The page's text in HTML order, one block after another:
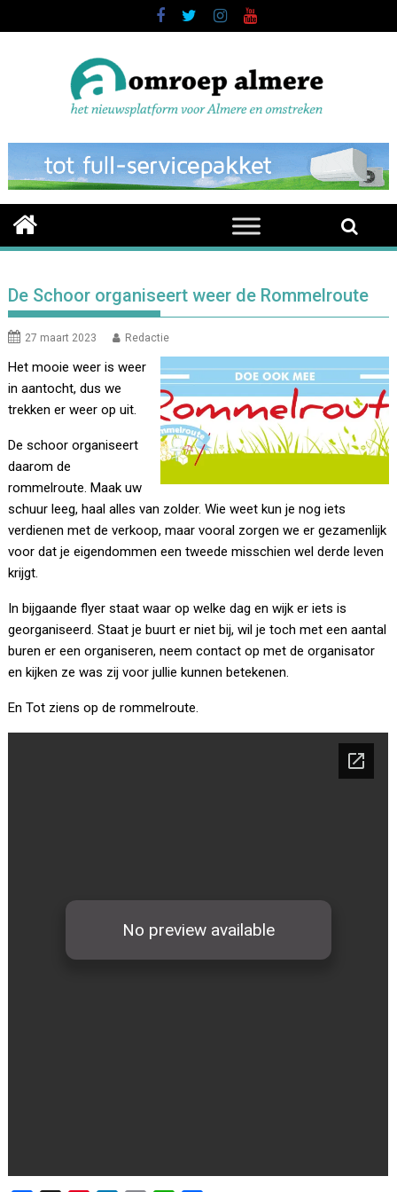
to
De Schoor organiseert weer de Rommelroute
27 maart 2023 Redactie
Het mooie weer is weer
in aantocht, dus we
trekken er weer op uit.
De schoor organiseert
daarom de
rommelroute. Maak uw
schuur leeg, haal alles van zolder. Wie weet kun je nog iets
verdienen met de verkoop, maar vooral zorgen we er gezamenlijk
voor dat je eigendommen een tweede misschien wel derde leven
krijgt.
In bijgaande flyer staat waar op welke dag en wijk er iets is
georganiseerd. Staat je buurt er niet bij, wil je toch met een aantal
buren er een organiseren, neem contact op met de organisator
en kijken ze was zij voor jullie kunnen betekenen.
En Tot ziens op de rommelroute.